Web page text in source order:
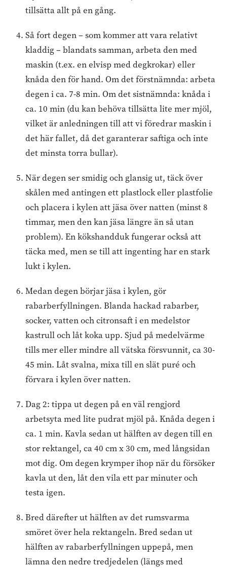
tillsätta allt på en gång.
Så fort degen – som kommer att vara relativt
kladdig – blandats samman, arbeta den med
maskin (t.ex. en elvisp med degkrokar) eller
knåda den för hand. Om det förstnämnda: arbeta
degen i ca. 7-8 min. Om det sistnämnda: knåda i
ca. 10 min (du kan behöva tillsätta lite mer mjöl,
vilket är anledningen till att vi föredrar maskin i
det här fallet, då det garanterar saftiga och inte
det minsta torra bullar).
När degen ser smidig och glansig ut, täck över
skålen med antingen ett plastlock eller plastfolie
och placera i kylen att jäsa över natten (minst 8
timmar, men den kan jäsa längre än så utan
problem). En kökshandduk fungerar också att
täcka med, men se till att ingenting har en stark
lukt i kylen.
Medan degen börjar jäsa i kylen, gör
rabarberfyllningen. Blanda hackad rabarber,
socker, vatten och citronsaft i en medelstor
kastrull och låt koka upp. Sjud på medelvärme
tills mer eller mindre all vätska försvunnit, ca 30-
45 min. Låt svalna, mixa till en slät puré och
förvara i kylen över natten.
Dag 2: tippa ut degen på en väl rengjord
arbetsyta med lite pudrat mjöl på. Knåda degen i
ca. 1 min. Kavla sedan ut hälften av degen till en
stor rektangel, ca 40 cm x 30 cm, med långsidan
mot dig. Om degen krymper ihop när du försöker
kavla ut den, låt den vila ett par minuter och
testa igen.
Bred därefter ut hälften av det rumsvarma
smöret över hela rektangeln. Bred sedan ut
hälften av rabarberfyllningen uppepå, men
lämna den nedre tredjedelen (längs med